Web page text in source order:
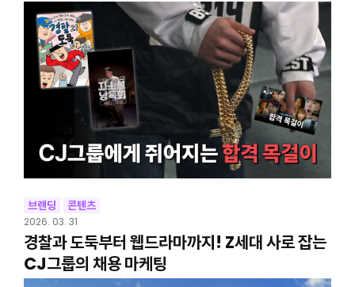
브랜딩 콘텐츠
2026. 03. 31
경찰과 도둑부터 웹드라마까지! Z세대 사로 잡는
CJ그룹의 채용 마케팅